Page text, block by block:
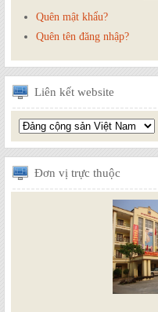
Quên mật khẩu?
Quên tên đăng nhập?
Liên kết website
Đơn vị trực thuộc